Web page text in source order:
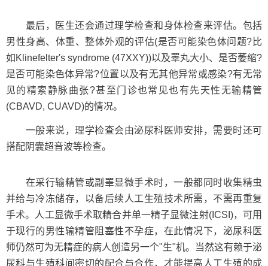
最后，医生还会通过理学检查和身体检查来评估。包括
男性身高、体重、整体外观的评估(是否可能染色体问题?比
如Klinefelter's syndrome (47XXY))以及睪丸大小、是否萎缩?
是否可能染色体异常?位置以及有无其他异常或感染?有无常
见的精索静脉曲张?甚至门诊也常见也有先天性无输精管
(CBAVD, CUAVD)的情况。
一般来说，理学检查会由泌尿科医师安排，需要时还可
搭配阴囊超音波等检查。
在采行输精管或副睪显微手术时，一般都同时收集精虫
并给与冷冻储存，以备后续人工生殖技术所需，不需再重复
手术。人工显微手术取精合并单一精子显微注射(ICSI)，可用
于现行的男性输精管阻塞性不孕症，在此情况下，泌尿科医
师仍然可为无精症的病人创造另一个"生"机。当然这有赖于泌
尿科与生殖科间密切的配合与合作，才能提高人工生殖的成